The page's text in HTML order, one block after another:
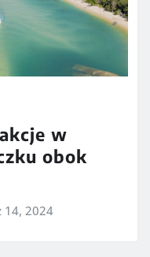
w
obok
14, 2024